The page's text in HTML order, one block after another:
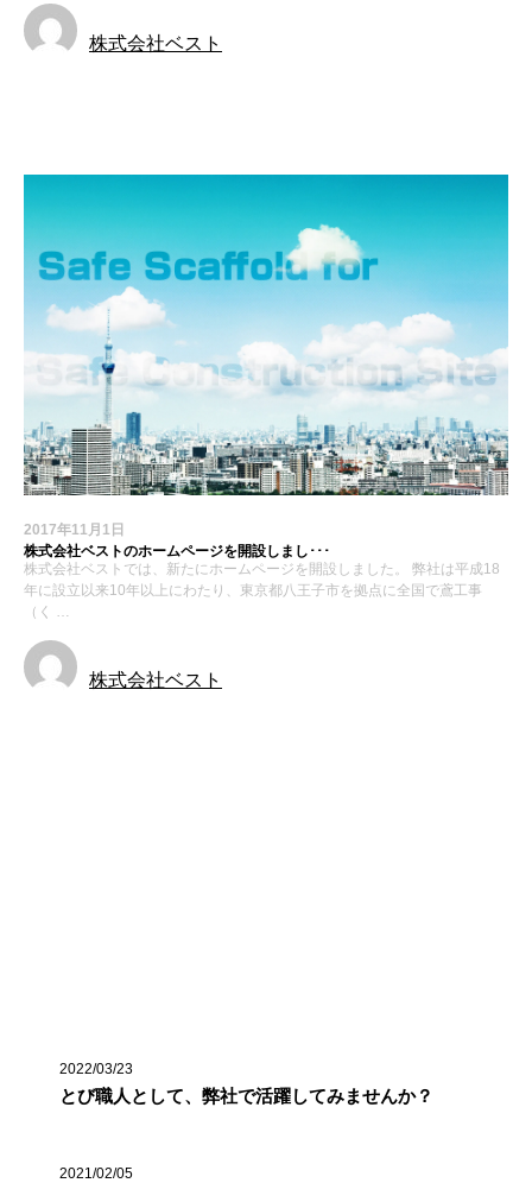
株式会社ベスト
2017年11月1日
株式会社ベストのホームページを開設しまし･･･
株式会社ベストでは、新たにホームページを開設しました。 弊社は平成18
年に設立以来10年以上にわたり、東京都八王子市を拠点に全国で鳶工事
（く …
株式会社ベスト
2022/03/23
とび職人として、弊社で活躍してみませんか？
2021/02/05